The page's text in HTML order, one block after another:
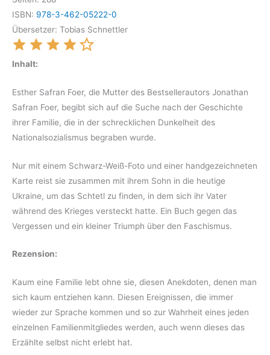
ISBN: 978-3-462-05222-0
Übersetzer: Tobias Schnettler
Inhalt:
Esther Safran Foer, die Mutter des Bestsellerautors Jonathan
Safran Foer, begibt sich auf die Suche nach der Geschichte
ihrer Familie, die in der schrecklichen Dunkelheit des
Nationalsozialismus begraben wurde.
Nur mit einem Schwarz-Weiß-Foto und einer handgezeichneten
Karte reist sie zusammen mit ihrem Sohn in die heutige
Ukraine, um das Schtetl zu finden, in dem sich ihr Vater
während des Krieges versteckt hatte. Ein Buch gegen das
Vergessen und ein kleiner Triumph über den Faschismus.
Rezension:
Kaum eine Familie lebt ohne sie, diesen Anekdoten, denen man
sich kaum entziehen kann. Diesen Ereignissen, die immer
wieder zur Sprache kommen und so zur Wahrheit eines jeden
einzelnen Familienmitgliedes werden, auch wenn dieses das
Erzählte selbst nicht erlebt hat.